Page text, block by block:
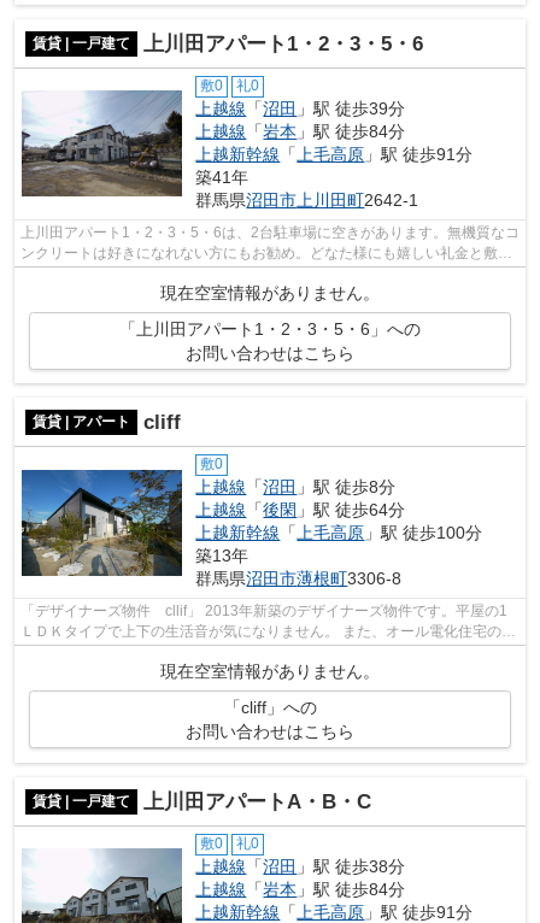
賃貸 | 一戸建て 上川田アパート1・2・3・5・6
敷0 礼0
上越線 「沼田 」駅 徒歩39分
上越線 「岩本 」駅 徒歩84分
上越新幹線 「 上毛高原 」駅 徒歩91分
築41年
群馬県沼田市 上川田町2642-1
上川田アパート1・2・3・5・6は、2台駐車場に空きがあります。無機質なコ
ンクリートは好きになれない方にもお勧め。どなた様にも嬉しい礼金と敷金
が不要の物件はこちらとなっておりま...
現在空室情報がありません。
「上川田アパート1・2・3・5・6」への
お問い合わせはこちら
賃貸 | アパート cliff
敷0
上越線 「沼田 」駅 徒歩8分
上越線 「後閑 」駅 徒歩64分
上越新幹線 「上毛高原 」駅 徒歩100分
築13年
群馬県沼田市薄根町3306-8
「デザイナーズ物件 cllif」 2013年新築のデザイナーズ物件です。平屋の1
ＬＤＫタイプで上下の生活音が気になりません。 また、オール電化住宅のた
現在空室情報がありません。
「cliff」への
お問い合わせはこちら
賃貸 | 一戸建て 上川田アパートA・B・C
敷0 礼0
上越線 「沼田 」駅 徒歩38分
上越線 「岩本 」駅 徒歩84分
上越新幹線 「 上毛高原 」駅 徒歩91分